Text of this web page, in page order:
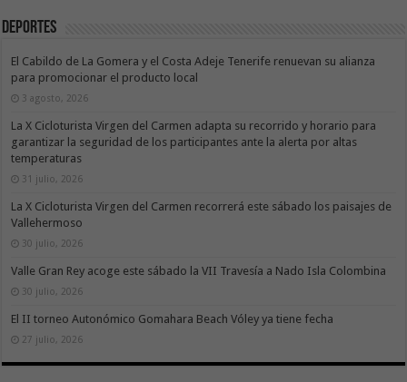
Deportes
El Cabildo de La Gomera y el Costa Adeje Tenerife renuevan su alianza
para promocionar el producto local
3 agosto, 2026
La X Cicloturista Virgen del Carmen adapta su recorrido y horario para
garantizar la seguridad de los participantes ante la alerta por altas
temperaturas
31 julio, 2026
La X Cicloturista Virgen del Carmen recorrerá este sábado los paisajes de
Vallehermoso
30 julio, 2026
Valle Gran Rey acoge este sábado la VII Travesía a Nado Isla Colombina
30 julio, 2026
El II torneo Autonómico Gomahara Beach Vóley ya tiene fecha
27 julio, 2026